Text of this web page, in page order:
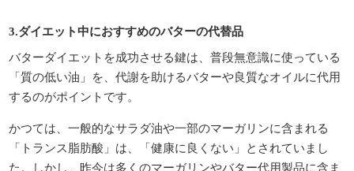
3.ダイエット中におすすめのバターの代替品
バターダイエットを成功させる鍵は、普段無意識に使っている
「質の低い油」を、代謝を助けるバターや良質なオイルに代用
するのがポイントです。
かつては、一般的なサラダ油や一部のマーガリンに含まれる
「トランス脂肪酸」は、「健康に良くない」とされていまし
た。しかし、昨今は多くのマーガリンやバター代用製品に含ま